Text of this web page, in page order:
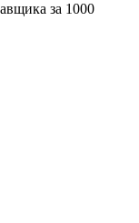
за 1000